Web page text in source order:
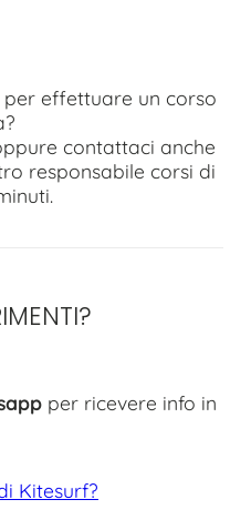
effettuare un corso
contattaci anche
responsabile corsi di
per ricevere info in
Kitesurf?